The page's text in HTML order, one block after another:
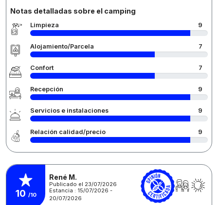
Notas detalladas sobre el camping
Limpieza 9
Alojamiento/Parcela 7
Confort 7
Recepción 9
Servicios e instalaciones 9
Relación calidad/precio 9
10 /10
René M.
Publicado el 23/07/2026
Estancia : 15/07/2026 -
20/07/2026